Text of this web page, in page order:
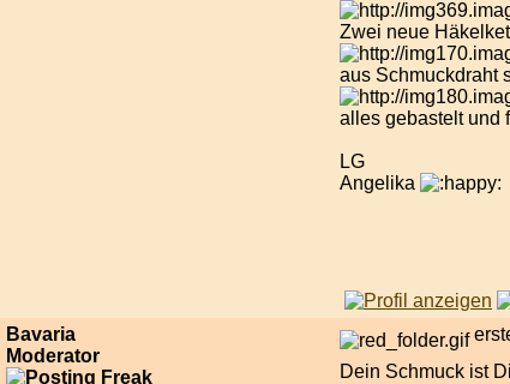
Zwei neue
aus Schmuckdraht
alles gebastelt und
LG
Angelika
Bavaria
Moderator
Dein Schmuck ist